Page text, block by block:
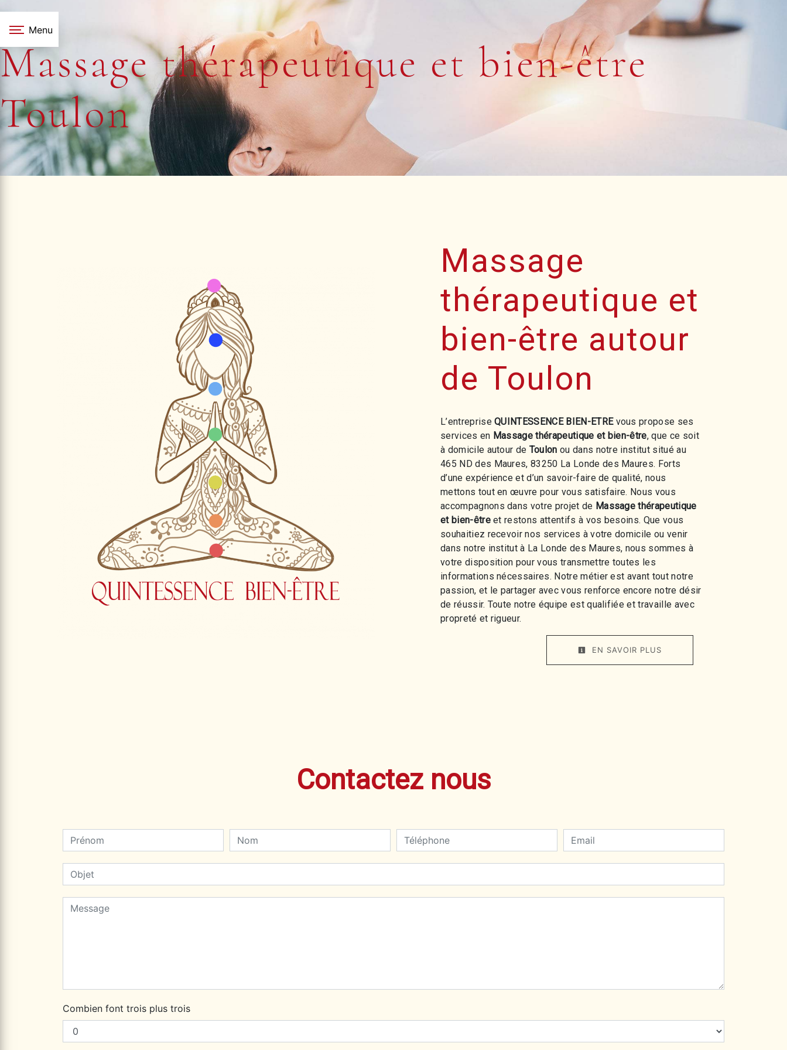
Menu
Massage thérapeutique et bien-être
Toulon
Massage
thérapeutique et
bien-être autour
de Toulon
L’entrepriseQUINTESSENCE BIEN-ETREvous propose ses
services en Massage thérapeutique et bien-être, que ce soit
à domicile autour de Toulon ou dans notre institut situé au
465 ND des Maures, 83250 La Londe des Maures. Forts
d’une expérience et d’un savoir-faire de qualité, nous
mettons tout en œuvre pour vous satisfaire. Nous vous
accompagnons dans votre projet de Massage thérapeutique
et bien-êtreet restons attentifs à vos besoins. Que vous
souhaitiez recevoir nos services à votre domicile ou venir
dans notre institut à La Londe des Maures, nous sommes à
votre disposition pour vous transmettre toutes les
informations nécessaires. Notre métier est avant tout notre
passion, et le partager avec vous renforce encore notre désir
de réussir. Toute notre équipe est qualifiée et travaille avec
propreté et rigueur.
EN SAVOIR PLUS
Contactez nous
Combien font trois plus trois